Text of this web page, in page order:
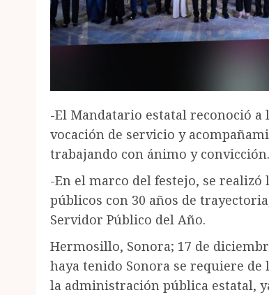
-El Mandatario estatal reconoció
vocación de servicio y
trabajando con ánimo y convicción.
-En el marco del festejo, se
públicos con 30 años de
Servidor Público del Año.
Hermosillo, Sonora; 17 de
haya tenido Sonora se requiere
la administración pública estatal,